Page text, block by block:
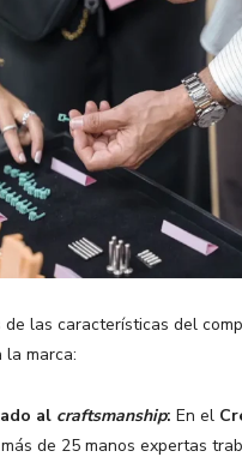
las características del
la marca:
al craftsmanship: En el
de 25 manos expertas